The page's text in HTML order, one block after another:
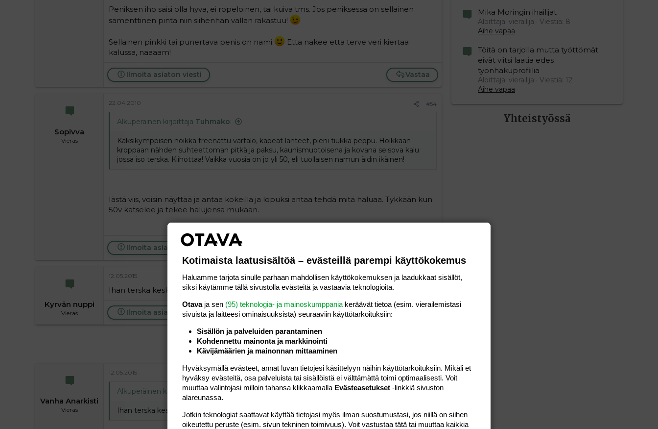
Peniksen iho saisi olla hyva, ei ropeloinen, tai kuiva tms. Jos peniksessa on sellainen
samenttinen pinta niin siihenhan vallan rakastuu!
Sellainen pinkki tai punertava penis on nami
Etta nakee etta terve veri kiertaa
kalussa, naaaam!
Vastaa
Ilmoita asiaton viesti
Sopivva
Vieras
22.04.2010 #54
Alkuperäinen kirjoittaja Tuhmako:
Kaksikymppisen hoikka treenattu vartalo, kapeat lanteet, pieni tiukka peppu. Hoikkaan
kroppaan nähden suhteettoman pitkä ja paksu, kaunismuotoisena ja kovana seisova kalu
jossa iso terska. Kiihottaa! Vaikka vuosia on jo yli 50, eli tuollaisen namun äidin ikäinen!
Iästä viis, voisin näyttää ja antaa kokeilla ja lopuksi antaa tehdä mitä haluaa. Tykkään kun
50v katselee ja tekee halujensa mukaan.
Ilmoita asiaton viesti
Kyrvän nuppi
Vieras
12.05.2015 #55
Ihan terska keskustelun paska kyrpä muna autisti aihe
Ilmoita asiaton viesti
Vanha Anarkisti
Vieras
12.05.2015 #56
Alkuperäinen kirjoittajaKyrvän nuppi :
Ihan terska keskustelun paska kyrpä muna autisti aihe
Mika Moringin ihailijat
Aloittaja: vierailija
Viestiä: 8
Aihe vapaa
Töitä on tarjolla mutta työttömät
eivät viitsi laatia edes
työnhakuprofiilia
Aloittaja: vierailija
Viestiä: 12
Aihe vapaa
Yhteistyössä
Kotimaista laatusisältöä – evästeillä parempi käyttökokemus
Haluamme tarjota sinulle parhaan mahdollisen käyttökokemuksen ja laadukkaat sisällöt,
siksi käytämme tällä sivustolla evästeitä ja vastaavia teknologioita.
Otavaja sen (95) teknologia- ja mainoskumppania keräävät tietoa (esim. vierailemis­tasi
sivuista ja laitteesi ominaisuuk­sista) seuraaviin käyttötarkoituksiin:
Sisällön ja palveluiden parantaminen
Kohdennettu mainonta ja markkinointi
Kävijämäärien ja mainonnan mittaaminen
Hyväksymällä evästeet, annat luvan tietojesi käsittelyyn näihin käyttötarkoituksiin. Mikäli et
hyväksy evästeitä, osa palveluista tai sisällöistä ei välttämättä toimi optimaalisesti. Voit
muuttaa valintojasi milloin tahansa klikkaamalla Evästeasetukset -linkkiä sivuston
alareunassa.
Jotkin teknologiat saattavat käyttää tietojasi myös ilman suostumustasi, jos niillä on siihen
oikeutettu peruste (esim. sivun tekninen toimivuus). Voit vastustaa tätä tai muuttaa kaikkia